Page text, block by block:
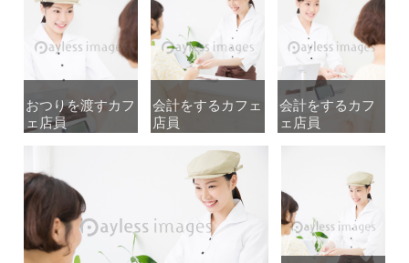
おつりを渡すカフ
ェ店員
おつりを渡すカフ
ェ店員
会計をするカフェ
店員
会計をするカフェ
店員
会計をするカフ
ェ店員
会計をするカフ
ェ店員